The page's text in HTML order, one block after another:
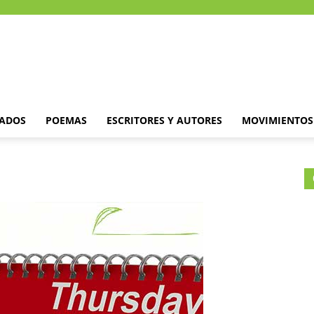
POEMAS ESCRITORES Y AUTORES